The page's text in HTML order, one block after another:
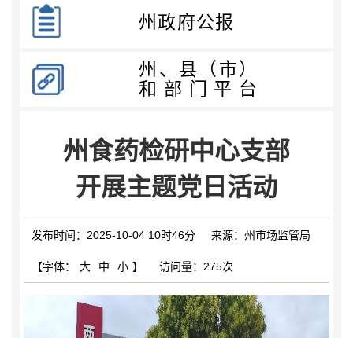
其他法定信息
州政府公报
州、县（市）
和部门平台
州食药检研中心支部
开展主题党日活动
发布时间：2025-10-04 10时46分 来源：州市场监管局
【字体： 大 中 小 】 访问量： 275次